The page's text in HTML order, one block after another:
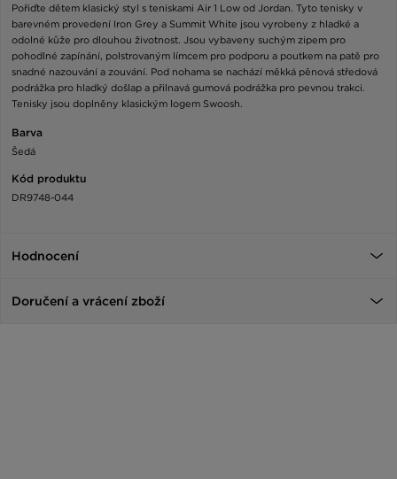
Pořiďte dětem klasický styl s teniskami Air 1 Low od Jordan. Tyto tenisky v
barevném provedení Iron Grey a Summit White jsou vyrobeny z hladké a
odolné kůže pro dlouhou životnost. Jsou vybaveny suchým zipem pro
pohodlné zapínání, polstrovaným límcem pro podporu a poutkem na patě pro
snadné nazouvání a zouvání. Pod nohama se nachází měkká pěnová středová
podrážka pro hladký došlap a přilnavá gumová podrážka pro pevnou trakci.
Tenisky jsou doplněny klasickým logem Swoosh.
Barva
Šedá
Kód produktu
DR9748-044
Hodnocení
Doručení a vrácení zboží